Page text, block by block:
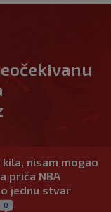
nisam mogao
priča NBA
jednu stvar
0